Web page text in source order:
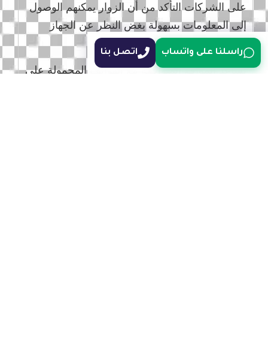
على الشركات التأكد من أن الزوار يمكنهم الوصول
إلى المعلومات بسهولة بغض النظر عن الجهاز
تساعد المواقع المتوافقة مع الهواتف المحمولة على
راسلنا على واتساب اتصل بنا